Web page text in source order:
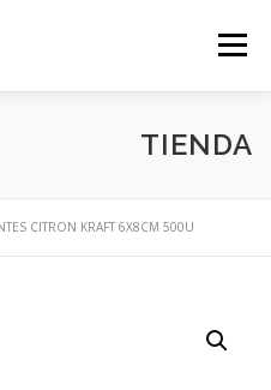
Menú
TIENDA
CITRON KRAFT 6X8CM 500U